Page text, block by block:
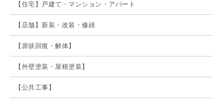
【住宅】戸建て・マンション・アパート
【店舗】新装・改装・修繕
【原状回復・解体】
【外壁塗装・屋根塗装】
【公共工事】